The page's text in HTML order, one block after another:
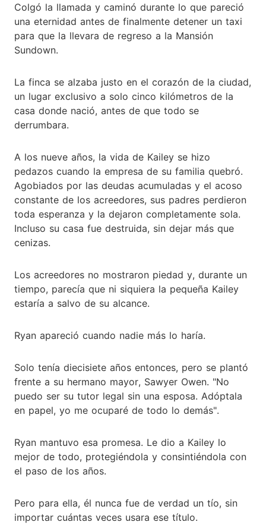
Colgó la llamada y caminó durante lo que pareció
una eternidad antes de finalmente detener un taxi
para que la llevara de regreso a la Mansión
Sundown.
La finca se alzaba justo en el corazón de la ciudad,
un lugar exclusivo a solo cinco kilómetros de la
casa donde nació, antes de que todo se
derrumbara.
A los nueve años, la vida de Kailey se hizo
pedazos cuando la empresa de su familia quebró.
Agobiados por las deudas acumuladas y el acoso
constante de los acreedores, sus padres perdieron
toda esperanza y la dejaron completamente sola.
Incluso su casa fue destruida, sin dejar más que
cenizas.
Los acreedores no mostraron piedad y, durante un
tiempo, parecía que ni siquiera la pequeña Kailey
estaría a salvo de su alcance.
Ryan apareció cuando nadie más lo haría.
Solo tenía diecisiete años entonces, pero se plantó
frente a su hermano mayor, Sawyer Owen. "No
puedo ser su tutor legal sin una esposa. Adóptala
en papel, yo me ocuparé de todo lo demás".
Ryan mantuvo esa promesa. Le dio a Kailey lo
mejor de todo, protegiéndola y consintiéndola con
el paso de los años.
Pero para ella, él nunca fue de verdad un tío, sin
importar cuántas veces usara ese título.